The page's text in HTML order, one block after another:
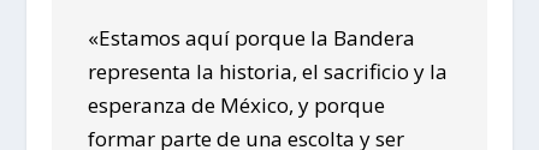
«Estamos aquí porque la Bandera
representa la historia, el sacrificio y la
esperanza de México, y porque
formar parte de una escolta y ser